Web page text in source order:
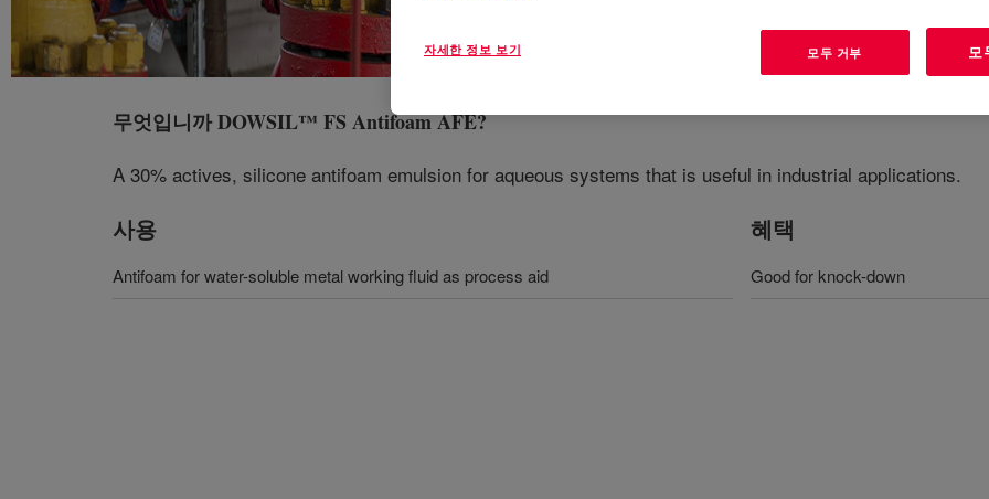
무엇입니까DOWSIL™ FS Antifoam AFE?
A 30% actives, silicone antifoam emulsion for aqueous systems that is useful in industrial applications.
사용
Antifoam for water-soluble metal working fluid as process aid
혜택
Good for knock-down
자세한 정보 보기 모두 거부 모